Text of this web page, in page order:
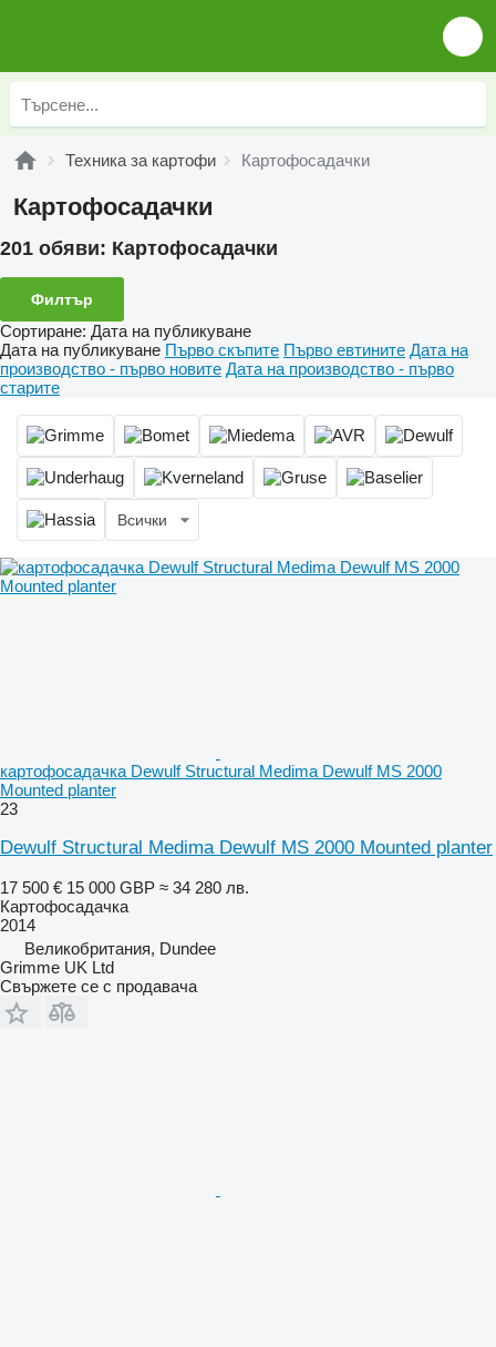
Техника за картофи Картофосадачки
Картофосадачки
201 обяви: Картофосадачки
Филтър
Сортиране: Дата на публикуване
Дата на публикуване Първо скъпите Първо евтините Дата на
производство - първо новите Дата на производство - първо
старите
Всички
картофосадачка Dewulf Structural Medima Dewulf MS 2000
Mounted planter
23
Dewulf Structural Medima Dewulf MS 2000 Mounted planter
17 500 € 15 000 GBP ≈ 34 280 лв.
Картофосадачка
2014
Великобритания, Dundee
Grimme UK Ltd
Свържете се с продавача